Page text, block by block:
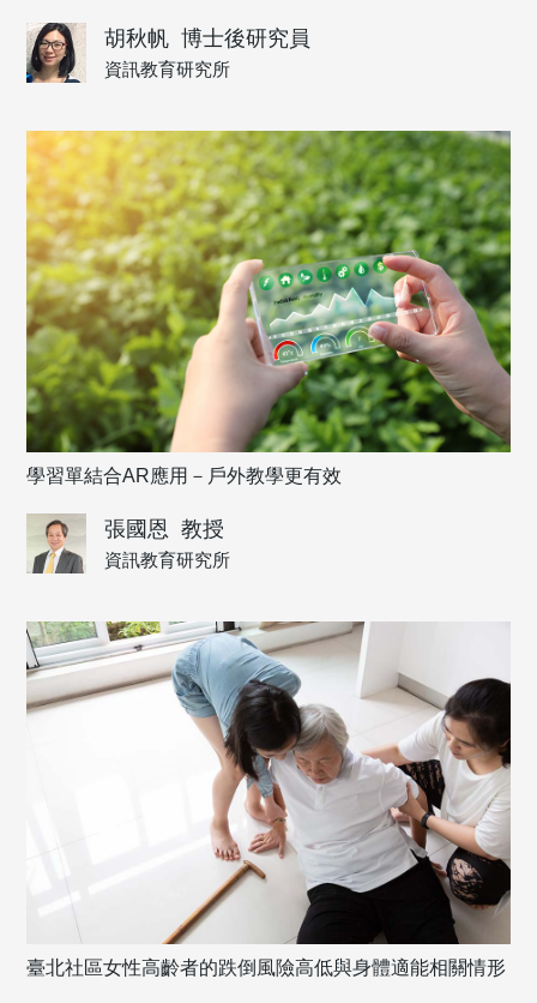
胡秋帆 博士後研究員
資訊教育研究所
學習單結合AR應用－戶外教學更有效
張國恩 教授
資訊教育研究所
臺北社區女性高齡者的跌倒風險高低與身體適能相關情形